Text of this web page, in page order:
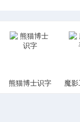
熊猫博士识字 魔